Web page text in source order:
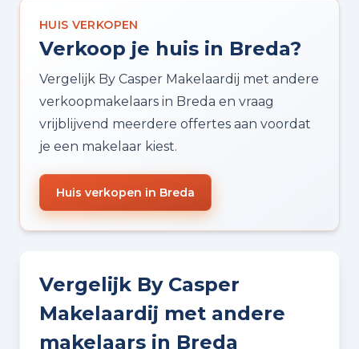
HUIS VERKOPEN
Verkoop je huis in Breda?
Vergelijk By Casper Makelaardij met andere
verkoopmakelaars in Breda en vraag
vrijblijvend meerdere offertes aan voordat
je een makelaar kiest.
Huis verkopen in Breda
Vergelijk By Casper
Makelaardij met andere
makelaars in Breda